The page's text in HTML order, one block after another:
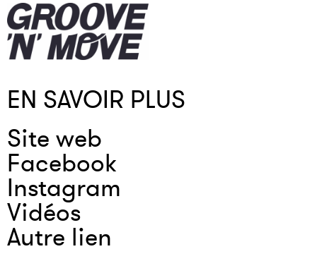
EN SAVOIR PLUS
Site web
Facebook
Instagram
Vidéos
Autre lien